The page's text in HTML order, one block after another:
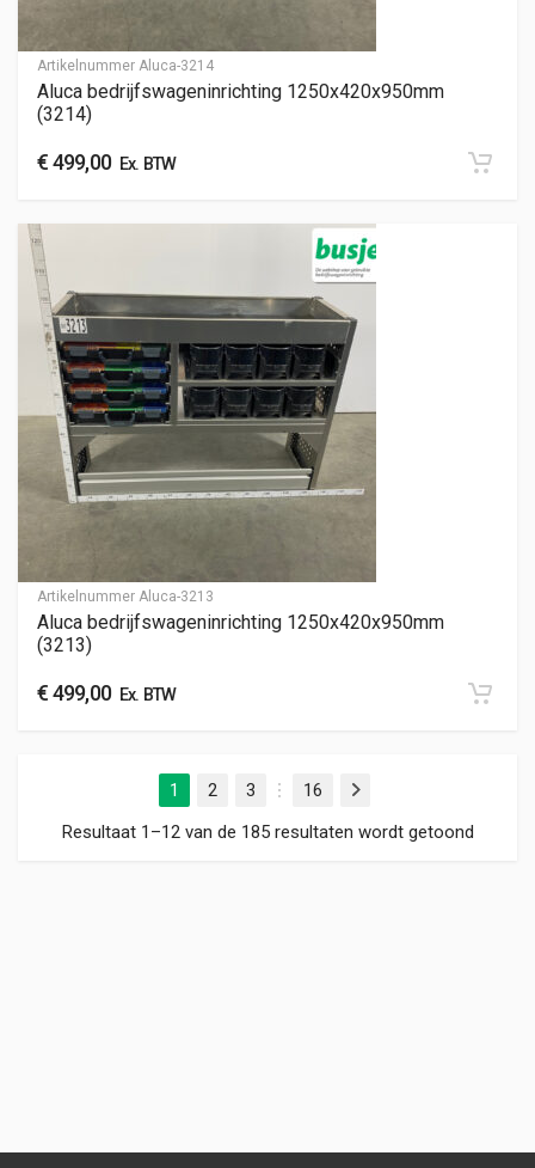
Artikelnummer Aluca-3214
Aluca bedrijfswageninrichting 1250x420x950mm
(3214)
€499,00Ex. BTW
Artikelnummer Aluca-3213
Aluca bedrijfswageninrichting 1250x420x950mm
(3213)
€499,00Ex. BTW
1 2 3
…
16
Volgende
Resultaat 1–12 van de 185 resultaten wordt getoond